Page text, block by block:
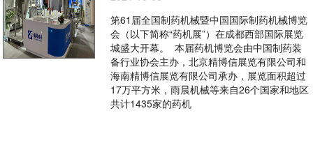
第61届全国制药机械暨中国国际制药机械博览
会（以下简称“药机展”）在成都西部国际展览
城盛大开幕。 本届药机博览会由中国制药装
备行业协会主办，北京精博信展览有限公司和
海南精博信展览有限公司承办，展览面积超过
17万平方米，雨晨机械等来自26个国家和地区
共计1435家的药机